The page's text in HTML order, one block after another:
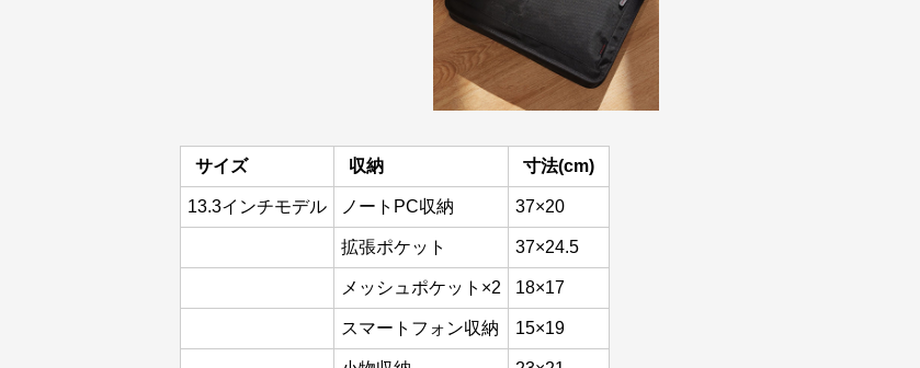
サイズ 収納 寸法(cm)
13.3インチモデル ノートPC収納 37×20
拡張ポケット 37×24.5
メッシュポケット×2 18×17
スマートフォン収納 15×19